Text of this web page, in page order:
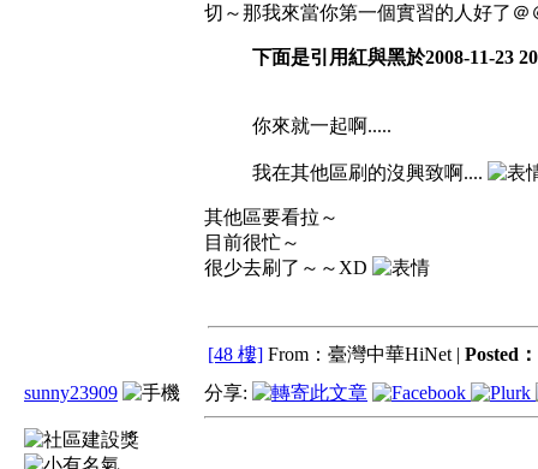
切～那我來當你第一個實習的人好了＠
下面是引用紅與黑於2008-11-23
你來就一起啊.....
我在其他區刷的沒興致啊....
其他區要看拉～
目前很忙～
很少去刷了～～XD
[48 樓] From：臺灣中華HiNet | Posted：
sunny23909
分享: